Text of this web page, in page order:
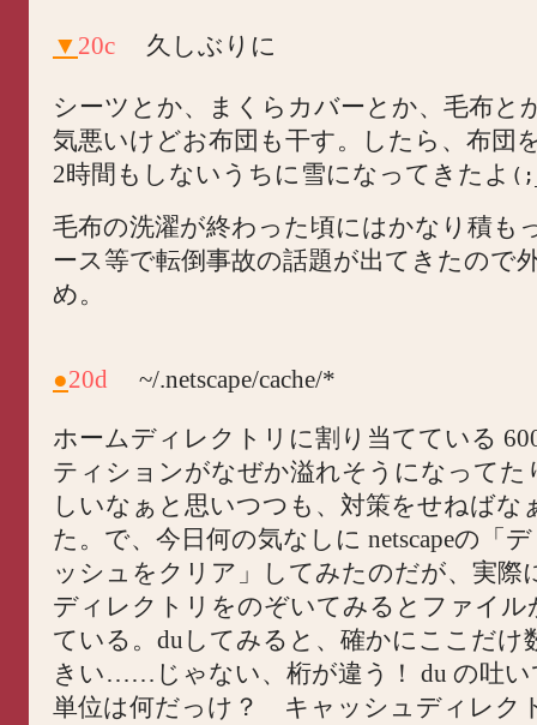
▼ 20c 久しぶりに
シーツとか、まくらカバーとか、毛布と
気悪いけどお布団も干す。したら、布団
2時間もしないうちに雪になってきたよ
毛布の洗濯が終わった頃にはかなり積も
ース等で転倒事故の話題が出てきたので
め。
●20d ~/.netscape/cache/*
ホームディレクトリに割り当てている
ティションがなぜか溢れそうになってた
しいなぁと思いつつも、対策をせねばな
た。で、今日何の気なしに netscapeの「
ッシュをクリア」してみたのだが、実際
ディレクトリをのぞいてみるとファイル
ている。duしてみると、確かにここだけ
きい……じゃない、桁が違う！ du の吐い
単位は何だっけ？ キャッシュディレク